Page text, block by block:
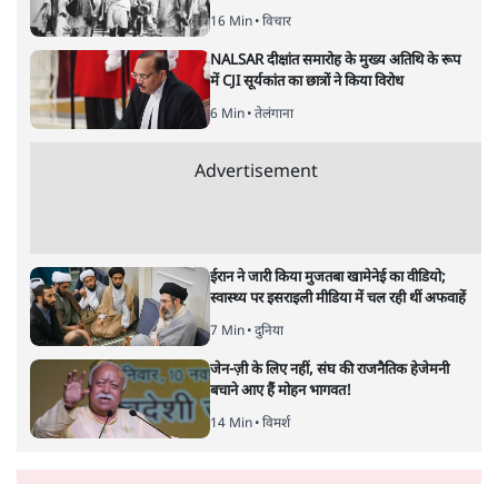
16 Min• विचार
NALSAR दीक्षांत समारोह के मुख्य अतिथि के रूप
में CJI सूर्यकांत का छात्रों ने किया विरोध
6 Min• तेलंगाना
Advertisement
ईरान ने जारी किया मुजतबा खामेनेई का वीडियो;
स्वास्थ्य पर इसराइली मीडिया में चल रही थीं अफवाहें
7 Min• दुनिया
जेन-ज़ी के लिए नहीं, संघ की राजनैतिक हेजेमनी
बचाने आए हैं मोहन भागवत!
14 Min• विमर्श